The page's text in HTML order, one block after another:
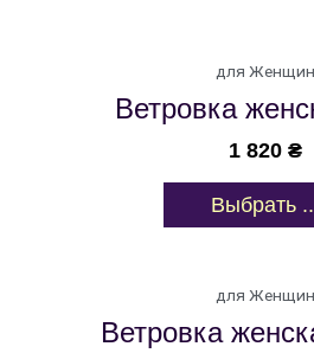
для Женщин
Ветровка
1 820 ₴
Выбрать
для Женщин
Ветровка